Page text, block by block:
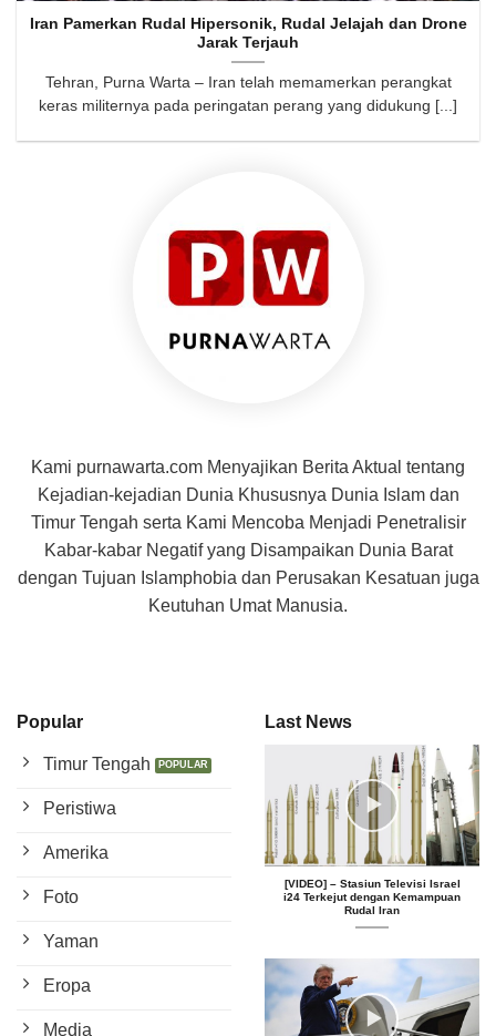
Iran Pamerkan Rudal Hipersonik, Rudal Jelajah dan Drone
Jarak Terjauh
Tehran, Purna Warta – Iran telah memamerkan perangkat
keras militernya pada peringatan perang yang didukung [...]
Kami purnawarta.com Menyajikan Berita Aktual tentang
Kejadian-kejadian Dunia Khususnya Dunia Islam dan
Timur Tengah serta Kami Mencoba Menjadi Penetralisir
Kabar-kabar Negatif yang Disampaikan Dunia Barat
dengan Tujuan Islamphobia dan Perusakan Kesatuan juga
Keutuhan Umat Manusia.
Popular
Timur Tengah
Peristiwa
Amerika
Foto
Yaman
Eropa
Media
Last News
[VIDEO] – Stasiun Televisi Israel
i24 Terkejut dengan Kemampuan
Rudal Iran